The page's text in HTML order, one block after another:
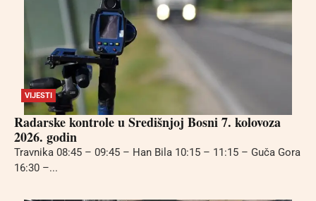
VIJESTI
Radarske kontrole u Središnjoj Bosni 7. kolovoza
2026. godin
Travnika 08:45 – 09:45 – Han Bila 10:15 – 11:15 – Guča Gora
16:30 –...